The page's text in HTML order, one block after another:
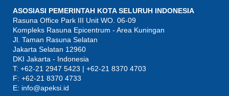
ASOSIASI PEMERINTAH KOTA SELURUH INDONESIA
Rasuna Office Park III Unit WO. 06-09
Kompleks Rasuna Epicentrum - Area Kuningan
Jl. Taman Rasuna Selatan
Jakarta Selatan 12960
DKI Jakarta - Indonesia
T: +62-21 2947 5423 | +62-21 8370 4703
F: +62-21 8370 4733
E: info@apeksi.id